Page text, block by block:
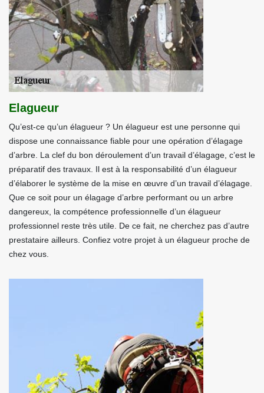
Elagueur
Qu’est-ce qu’un élagueur ? Un élagueur est une personne qui
dispose une connaissance fiable pour une opération d’élagage
d’arbre. La clef du bon déroulement d’un travail d’élagage, c’est le
préparatif des travaux. Il est à la responsabilité d’un élagueur
d’élaborer le système de la mise en œuvre d’un travail d’élagage.
Que ce soit pour un élagage d’arbre performant ou un arbre
dangereux, la compétence professionnelle d’un élagueur
professionnel reste très utile. De ce fait, ne cherchez pas d’autre
prestataire ailleurs. Confiez votre projet à un élagueur proche de
chez vous.